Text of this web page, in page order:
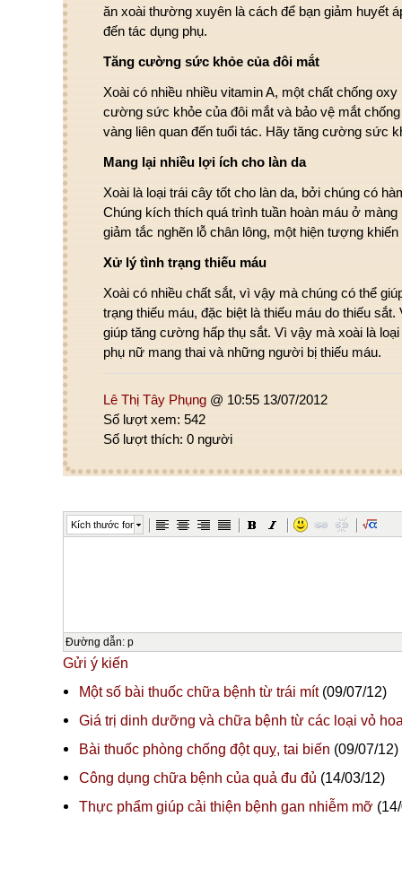
ăn xoài thường xuyên là cách để bạn giảm huyết
đến tác dụng phụ.
Tăng cường sức khỏe của đôi mắt
Xoài có nhiều nhiều vitamin A, một chất chống
cường sức khỏe của đôi mắt và bảo vệ mắt
vàng liên quan đến tuổi tác. Hãy tăng cường sức
Mang lại nhiều lợi ích cho làn da
Xoài là loại trái cây tốt cho làn da, bởi chúng có
Chúng kích thích quá trình tuần hoàn máu ở
giảm tắc nghẽn lỗ chân lông, một hiện tượng khiến
Xử lý tình trạng thiếu máu
Xoài có nhiều chất sắt, vì vậy mà chúng có thể
trạng thiếu máu, đặc biệt là thiếu máu do thiếu
giúp tăng cường hấp thụ sắt. Vì vậy mà xoài là
phụ nữ mang thai và những người bị thiếu máu.
Lê Thị Tây Phụng @ 10:55 13/07/2012
Số lượt xem: 542
Số lượt thích: 0 người
Kích thước font
Đường dẫn: p
Gửi ý kiến
Một số bài thuốc chữa bệnh từ trái mít(09/07/12)
Giá trị dinh dưỡng và chữa bệnh từ các loại vỏ
Bài thuốc phòng chống đột quỵ, tai biến (09/07/12)
Công dụng chữa bệnh của quả đu đủ (14/03/12)
Thực phẩm giúp cải thiện bệnh gan nhiễm mỡ